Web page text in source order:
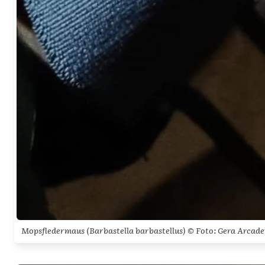
Mopsfledermaus (Barbastella barbastellus) © Foto: Gera